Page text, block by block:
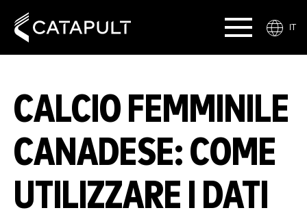
IT
CALCIO FEMMINILE
CANADESE: COME
UTILIZZARE I DATI